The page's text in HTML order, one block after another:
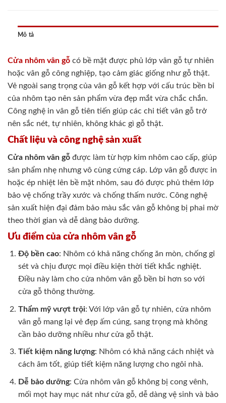
Mô tả
Cửa nhôm vân gỗ có bề mặt được phủ lớp vân gỗ tự nhiên
hoặc vân gỗ công nghiệp, tạo cảm giác giống như gỗ thật.
Vẻ ngoài sang trọng của vân gỗ kết hợp với cấu trúc bền bỉ
của nhôm tạo nên sản phẩm vừa đẹp mắt vừa chắc chắn.
Công nghệ in vân gỗ tiên tiến giúp các chi tiết vân gỗ trở
nên sắc nét, tự nhiên, không khác gì gỗ thật.
Chất liệu và công nghệ sản xuất
Cửa nhôm vân gỗ được làm từ hợp kim nhôm cao cấp, giúp
sản phẩm nhẹ nhưng vô cùng cứng cáp. Lớp vân gỗ được in
hoặc ép nhiệt lên bề mặt nhôm, sau đó được phủ thêm lớp
bảo vệ chống trầy xước và chống thấm nước. Công nghệ
sản xuất hiện đại đảm bảo màu sắc vân gỗ không bị phai mờ
theo thời gian và dễ dàng bảo dưỡng.
Ưu điểm của cửa nhôm vân gỗ
Độ bền cao: Nhôm có khả năng chống ăn mòn, chống gỉ
sét và chịu được mọi điều kiện thời tiết khắc nghiệt.
Điều này làm cho cửa nhôm vân gỗ bền bỉ hơn so với
cửa gỗ thông thường.
Thẩm mỹ vượt trội: Với lớp vân gỗ tự nhiên, cửa nhôm
vân gỗ mang lại vẻ đẹp ấm cúng, sang trọng mà không
cần bảo dưỡng nhiều như cửa gỗ thật.
Tiết kiệm năng lượng: Nhôm có khả năng cách nhiệt và
cách âm tốt, giúp tiết kiệm năng lượng cho ngôi nhà.
Dễ bảo dưỡng: Cửa nhôm vân gỗ không bị cong vênh,
mối mọt hay mục nát như cửa gỗ, dễ dàng vệ sinh và bảo